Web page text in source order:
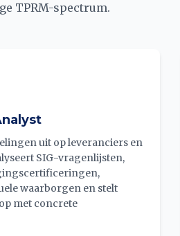
TPRM-spectrum.
uit op leveranciers en
SIG-vragenlijsten,
waarborgen en stelt
met concrete